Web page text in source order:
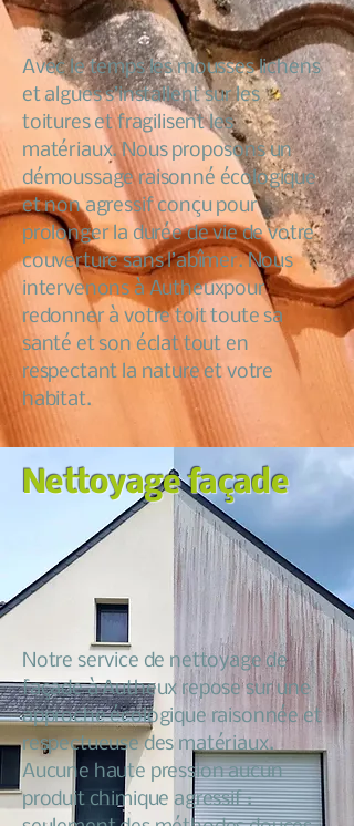
Avec le temps les mousses lichens
et algues s’installent sur les
toitures et fragilisent les
matériaux. Nous proposons un
démoussage raisonné écologique
et non agressif conçu pour
prolonger la durée de vie de votre
couverture sans l’abîmer. Nous
intervenons à Autheuxpour
redonner à votre toit toute sa
santé et son éclat tout en
respectant la nature et votre
habitat.
Nettoyage façade
Notre service de nettoyage de
façade à Autheux repose sur une
approche écologique raisonnée et
respectueuse des matériaux.
Aucune haute pression aucun
produit chimique agressif :